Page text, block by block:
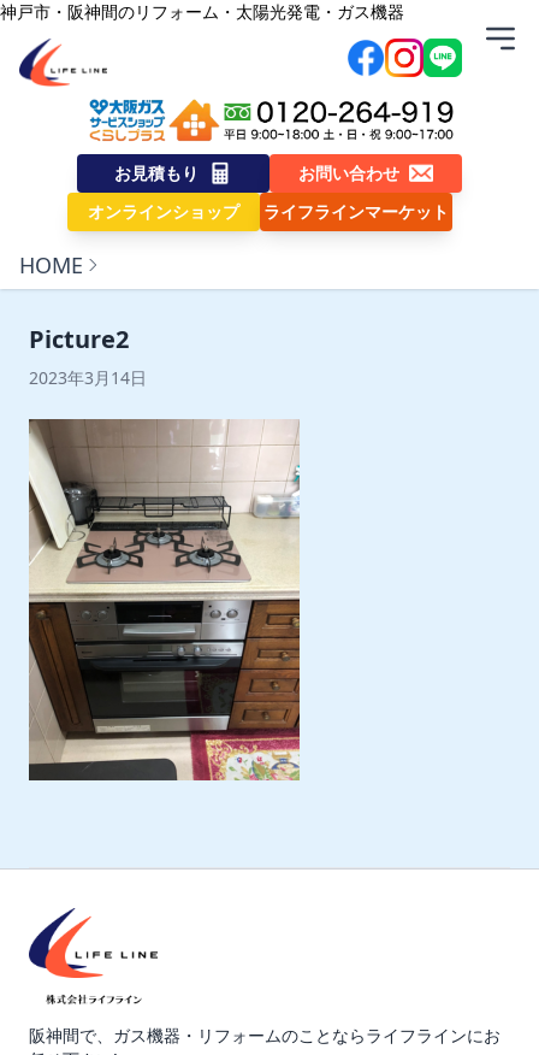
内容をスキップ
神戸市・阪神間のリフォーム・太陽光発電・ガス機器
株式会社ライフライン
お見積もり
お問い合わせ
オンラインショップ
ライフラインマーケット
HOME
Picture2
2023年3月14日
阪神間で、ガス機器・リフォームのことならライフラインにお